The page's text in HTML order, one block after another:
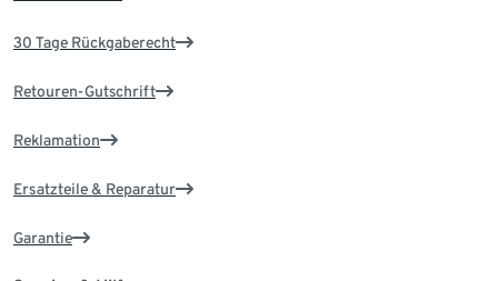
30 Tage Rückgaberecht
Retouren-Gutschrift
Reklamation
Ersatzteile & Reparatur
Garantie